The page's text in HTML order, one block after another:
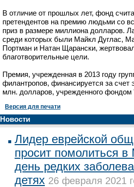
В отличие от прошлых лет, фонд
претендентов на премию людьми со
приз в размере миллиона долларов.
среди которых были Майкл Дуглас,
Портман и Натан Щарански,
благотворительные цели.
Премия, учрежденная в 2013 году
филантропов, финансируется за счет
млн. долларов, учрежденного фондом
Версия для печати
Новости
Лидер еврейской
просит помолиться
день редких
детях 26 февраля 2021